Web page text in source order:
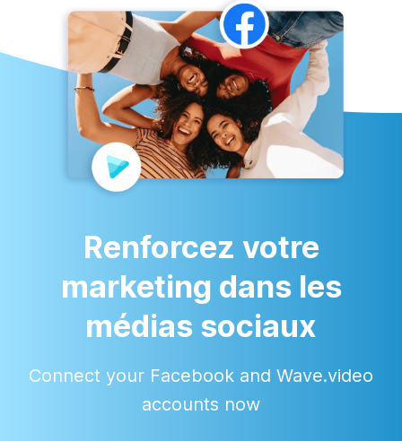
Renforcez votre
marketing dans les
médias sociaux
Connect your Facebook and Wave.video
accounts now